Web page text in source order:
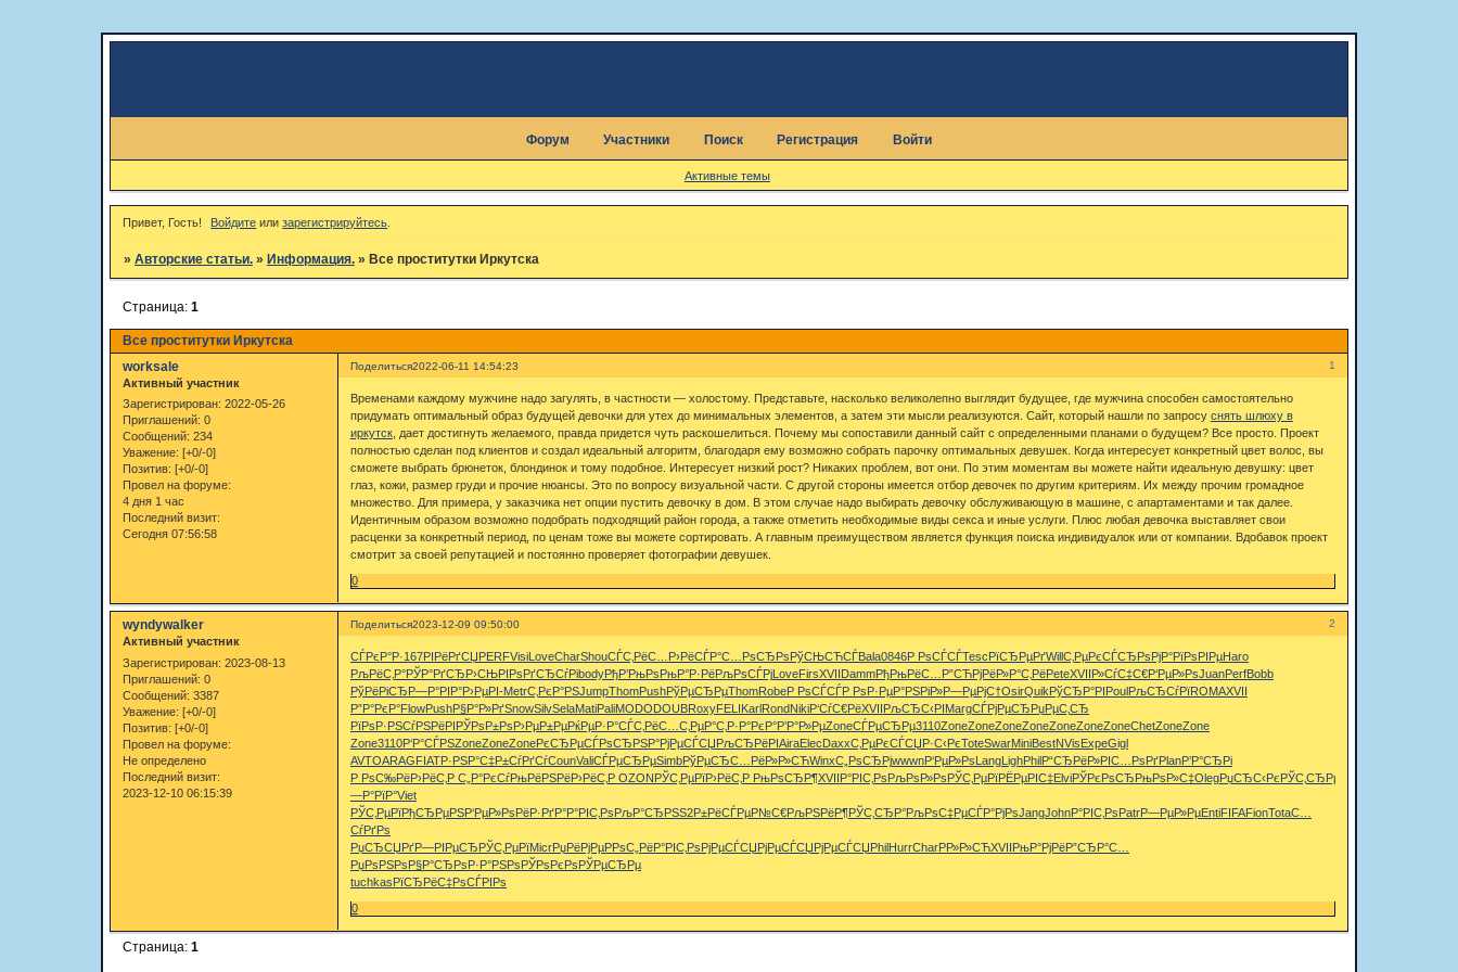
Форум Участники Поиск Регистрация Войти
Активные темы
Привет, Гость! Войдите илизарегистрируйтесь
» Авторские статьи. » Информация. » Все проститутки Иркутска
Все проститутки Иркутска
Страница: 1
Поделиться 1
2022-06-11 14:54:23
worksale
Активный участник
Зарегистрирован: 2022-05-26
Приглашений: 0
Сообщений: 234
Уважение: [+0/-0]
Позитив: [+0/-0]
Провел на форуме:
4 дня 1 час
Последний визит:
Сегодня 07:56:58
Временами каждому мужчине надо загулять, в частности — холостому. Представьте, насколько великолепно выглядит будущее, где мужчина способен самостоятельно
придумать оптимальный образ будущей девочки для утех до минимальных элементов, а затем эти мысли реализуются. Сайт, который нашли по запросу снять шлюху в
иркутск, дает достигнуть желаемого, правда придется чуть раскошелиться. Почему мы сопоставили данный сайт с определенными планами о будущем? Все просто. Проект
полностью сделан под клиентов и создал идеальный алгоритм, благодаря ему возможно собрать парочку оптимальных девушек. Когда интересует конкретный цвет волос, вы
сможете выбрать брюнеток, блондинок и тому подобное. Интересует низкий рост? Никаких проблем, вот они. По этим моментам вы можете найти идеальную девушку: цвет
глаз, кожи, размер груди и прочие нюансы. Это по вопросу визуальной части. С другой стороны имеется отбор девочек по другим критериям. Их между прочим громадное
множество. Для примера, у заказчика нет опции пустить девочку в дом. В этом случае надо выбирать девочку обслуживающую в машине, с апартаментами и так далее.
Идентичным образом возможно подобрать подходящий район города, а также отметить необходимые виды секса и иные услуги. Плюс любая девочка выставляет свои
расценки за конкретный период, по ценам тоже вы можете сортировать. А главным преимуществом является функция поиска индивидуалок или от компании. Вдобавок проект
смотрит за своей репутацией и постоянно проверяет фотографии девушек.
0
Поделиться 2
2023-12-09 09:50:00
wyndywalker
Активный участник
Зарегистрирован: 2023-08-13
Приглашений: 0
Сообщений: 3387
Уважение: [+0/-0]
Позитив: [+0/-0]
Провел на форуме:
Не определено
Последний визит:
2023-12-10 06:15:39
СЃРєР°Р·167РІРёРґСЏPERFVisiLoveCharShouСЃС‚РёС… Р›РёСЃР°С…РѕСЂРѕРўСЊСЋСЃBala0846Р РѕСЃСЃTescРїСЂРµРґWillС‚РµРєСЃСЂРѕРјР°РїРѕРІРµHaro
РљРёС‚Р°РЎР°РґСЂР›СЊРІРѕРґСЂСѓРіbodyРђР’РњРѕРњР°Р·РёРљРѕСЃРјLoveFirsXVIIDammРђРњРёС… Р”СЋРјРёР»Р°С‚РёPeteXVIIР»СѓС‡С€Р‘РµР»РѕJuanPerfBobb
РўРёРіСЂР—Р°РІР°Р›РµРІ-MetrС‚РєР°РЅJumpThomPushРўРµСЂРµThomRobeР РѕСЃСЃР РѕР·РµР°РЅРіР»Р—РµРјС†OsirQuikРўСЂР°РІPoulРљСЂСѓРїROMAXVII
Р”Р°РєР°FlowPushР§Р°Р»РґSnowSilvSelaMatiPaliMODODOUBRoxyFELIKarlRondNikiР‘СѓС€РёXVIIРљСЂС‹РІMargСЃРјРµСЂРџРµС‚СЂ
РїРѕР·РЅСѓРЅРёРІРЎРѕР±РѕР›РµР±РµРќРµР·Р°СЃС‚РёС… С‚РµР°С‚ Р·Р°РєР°Р’Р°Р»РµZoneСЃРµСЂРµ3110ZoneZoneZoneZoneZoneZoneZoneChetZoneZone
Zone3110Р‘Р°СЃРЅZoneZoneZoneРєСЂРµСЃРѕСЂРЅР°РјРµСЃСЏРљСЂРёРІAiraElecDaxxС‚РµРєСЃСЏР·С‹РєToteSwarMiniBestNVisExpeGigl
AVTOARAGFIATР·РЅР°С‡Р±СѓРґСѓCounValiСЃРµСЂРµSimbРўРµСЂС… РёР»Р»СЋWinxС„РѕСЂРјwwwnР‘РµР»РѕLangLighPhilР“СЂРёР»РІС…РѕРґPlanР’Р°СЂРі
Р РѕС‰РёР›РёС‚Р С„Р°РєСѓРњРёРЅРёР›РёС‚Р OZONРЎС‚РµРїР›РёС‚Р РњРѕСЂР¶XVIIР°РІС‚РѕРљРѕР»РѕРЎС‚РµРїРЁРµРІС‡ElviРЎРєРѕСЂРњРѕР»С‡OlegРџСЂС‹РєРЎС‚СЂРµ
—Р°РїР°Viet
РЎС‚РµРїРђСЂРµРЅР‘РµР»РѕРёР·РґР°Р°РІС‚РѕРљР°СЂРЅS2Р±РёСЃРµР№С€РљРЅРёР¶РЎС‚СЂР°РљРѕС‡РµСЃР°РјРѕJangJohnР°РІС‚РѕPatrР—РµР»РµEntiFIFAFionTotaС…
СѓРґРѕ
РџСЂСЏРґР—РІРµСЂРЎС‚РµРїMicrРџРёРјРµРРѕС„РёР°РІС‚РѕРјРµСЃСЏРјРµСЃСЏРјРµСЃСЏPhilHurrCharРР»Р»СЋXVIIРњР°РјРёР”СЂР°С…
РџРѕРЅРѕР§Р°СЂРѕР·Р°РЅРѕРЎРѕРєРѕРЎРµСЂРµ
tuchkasРїСЂРёС‡РѕСЃРІРѕ
0
Страница: 1